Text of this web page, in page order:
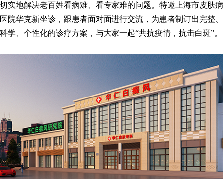
切实地解决老百姓看病难、看专家难的问题。特邀上海市皮肤病
医院华克新坐诊，跟患者面对面进行交流，为患者制订出完整、
科学、个性化的诊疗方案，与大家一起“共抗疫情，抗击白斑”。